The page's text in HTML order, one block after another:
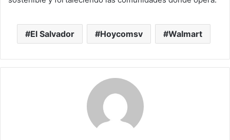
El Salvador Hoycomsv Walmart